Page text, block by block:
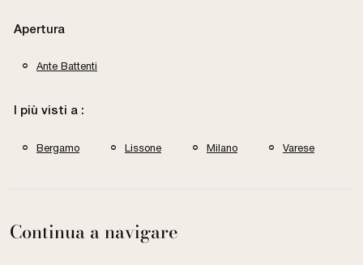
Apertura
Ante Battenti
I più visti a :
Bergamo Lissone Milano Varese
Continua a navigare